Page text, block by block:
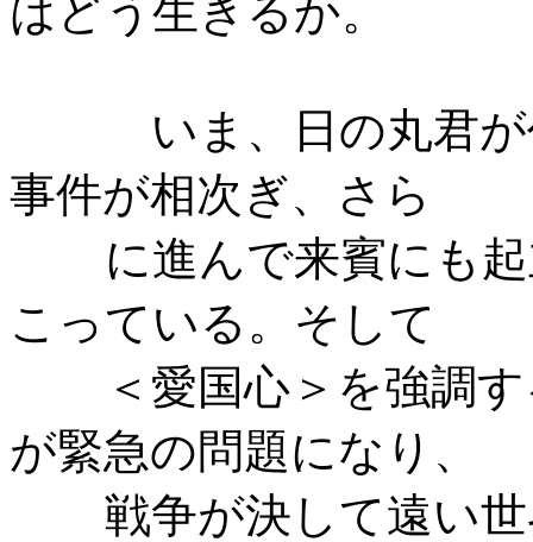
はどう生きるか。
いま、日の丸君が
事件が相次ぎ、さら
に進んで来賓にも
こっている。そして
＜愛国心＞を強調
が緊急の問題になり、
戦争が決して遠い